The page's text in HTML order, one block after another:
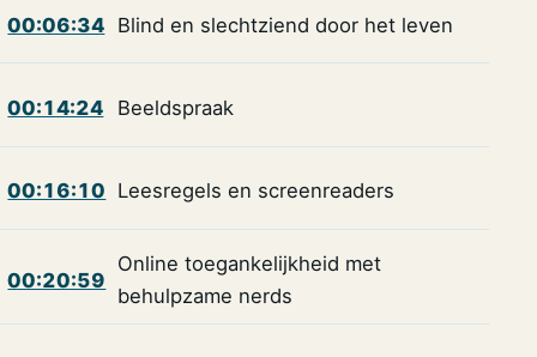
00:06:34 Blind en slechtziend door het leven
00:14:24 Beeldspraak
00:16:10 Leesregels en screenreaders
00:20:59
Online toegankelijkheid met
behulpzame nerds